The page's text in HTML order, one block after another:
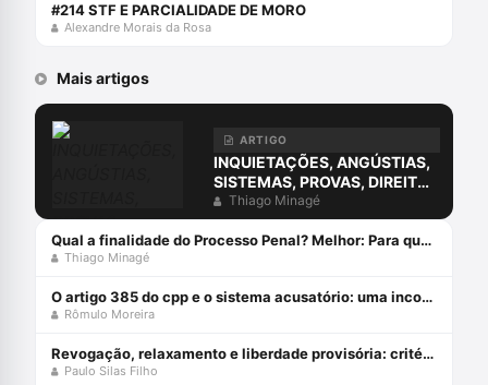
#214 STF E PARCIALIDADE DE MORO
Alexandre Morais da Rosa
Mais artigos
ARTIGO
INQUIETAÇÕES, ANGÚSTIAS,
SISTEMAS, PROVAS, DIREITO
E O ERRO DA COMPREENSÃO
JURÍDICA ESTUDANDO
APENAS O DIREITO.
Thiago Minagé
Qual a finalidade do Processo Penal? Melhor: Para que serve o Processo Penal?
Thiago Minagé
O artigo 385 do cpp e o sistema acusatório: uma incompatiblidade com a constituição federal
Rômulo Moreira
Revogação, relaxamento e liberdade provisória: critérios de diferenciação das medidas que afastam a prisão cautelar
Paulo Silas Filho